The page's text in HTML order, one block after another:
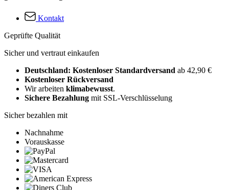
Kontakt
Geprüfte Qualität
Sicher und vertraut einkaufen
Deutschland: Kostenloser Standardversand ab 42,90 €
Kostenloser Rückversand
Wir arbeiten klimabewusst.
Sichere Bezahlung mit SSL-Verschlüsselung
Sicher bezahlen mit
Nachnahme
Vorauskasse